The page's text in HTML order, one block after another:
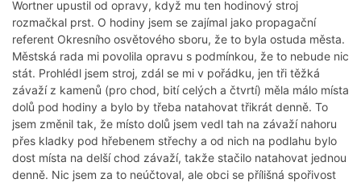
Wortner upustil od opravy, když mu ten hodinový stroj
rozmačkal prst. O hodiny jsem se zajímal jako propagační
referent Okresního osvětového sboru, že to byla ostuda města.
Městská rada mi povolila opravu s podmínkou, že to nebude nic
stát. Prohlédl jsem stroj, zdál se mi v pořádku, jen tři těžká
závaží z kamenů (pro chod, bití celých a čtvrtí) měla málo místa
dolů pod hodiny a bylo by třeba natahovat třikrát denně. To
jsem změnil tak, že místo dolů jsem vedl tah na závaží nahoru
přes kladky pod hřebenem střechy a od nich na podlahu bylo
dost místa na delší chod závaží, takže stačilo natahovat jednou
denně. Nic jsem za to neúčtoval, ale obci se přílišná spořivost